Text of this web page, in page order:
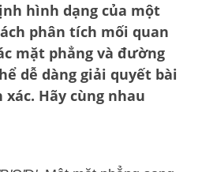
hình dạng của một
phân tích mối quan
mặt phẳng và đường
dễ dàng giải quyết bài
Hãy cùng nhau